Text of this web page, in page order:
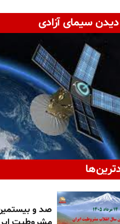
سیمای آزادی
صد و